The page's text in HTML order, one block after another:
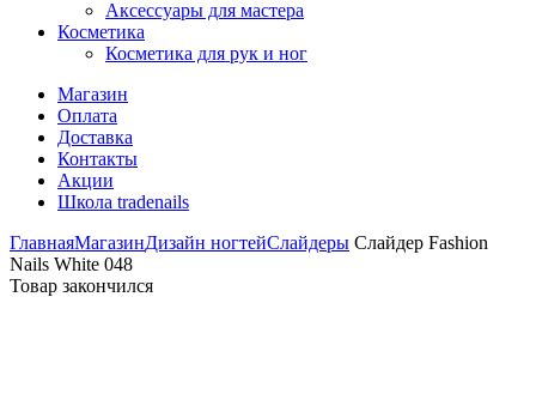
Аксессуары для мастера
Косметика
Косметика для рук и ног
Магазин
Оплата
Доставка
Контакты
Акции
Школа tradenails
ГлавнаяМагазинДизайн ногтейСлайдеры Слайдер Fashion
Nails White 048
Товар закончился